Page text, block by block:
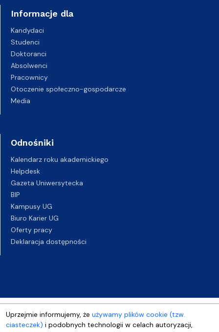
Uprzejmie informujemy, że używamy plików cookie (tzw.
ciasteczek) i podobnych technologii w celach autoryzacji,
Informacje dla
Kandydaci
Studenci
Doktoranci
Absolwenci
Pracownicy
Otoczenie społeczno-gospodarcze
Media
Odnośniki
Kalendarz roku akademickiego
Helpdesk
Gazeta Uniwersytecka
BIP
Kampusy UG
Biuro Karier UG
Oferty pracy
Deklaracja dostępności